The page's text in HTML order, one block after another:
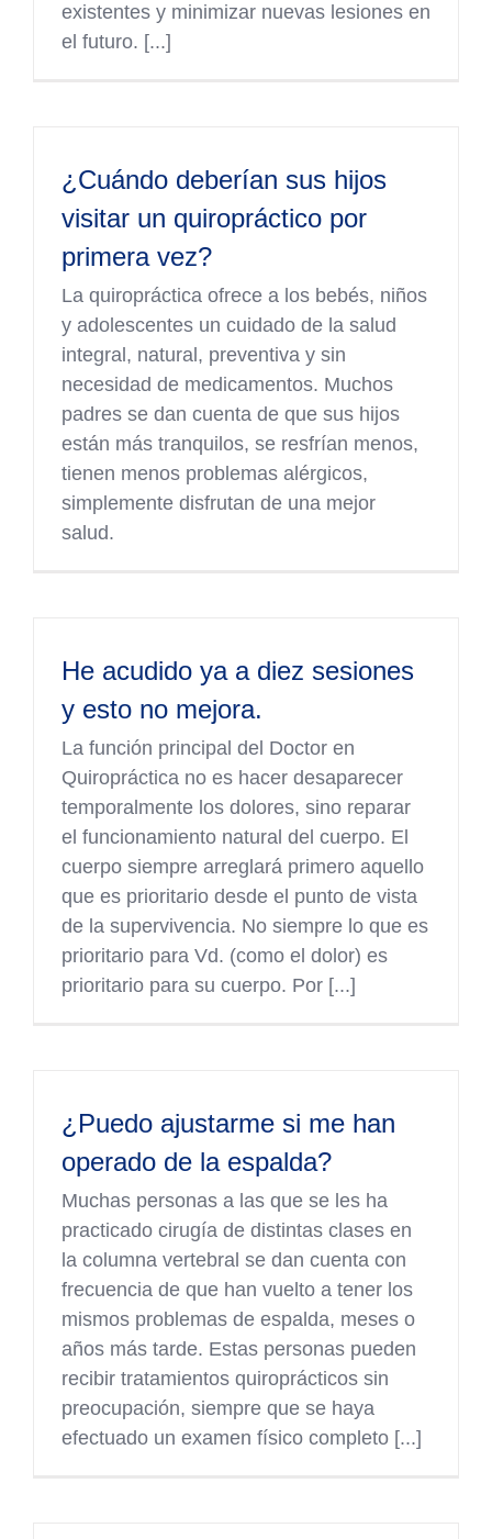
existentes y minimizar nuevas lesiones en
el futuro. [...]
¿Cuándo deberían sus hijos
visitar un quiropráctico por
primera vez?
La quiropráctica ofrece a los bebés, niños
y adolescentes un cuidado de la salud
integral, natural, preventiva y sin
necesidad de medicamentos. Muchos
padres se dan cuenta de que sus hijos
están más tranquilos, se resfrían menos,
tienen menos problemas alérgicos,
simplemente disfrutan de una mejor
salud.
He acudido ya a diez sesiones
y esto no mejora.
La función principal del Doctor en
Quiropráctica no es hacer desaparecer
temporalmente los dolores, sino reparar
el funcionamiento natural del cuerpo. El
cuerpo siempre arreglará primero aquello
que es prioritario desde el punto de vista
de la supervivencia. No siempre lo que es
prioritario para Vd. (como el dolor) es
prioritario para su cuerpo. Por [...]
¿Puedo ajustarme si me han
operado de la espalda?
Muchas personas a las que se les ha
practicado cirugía de distintas clases en
la columna vertebral se dan cuenta con
frecuencia de que han vuelto a tener los
mismos problemas de espalda, meses o
años más tarde. Estas personas pueden
recibir tratamientos quiroprácticos sin
preocupación, siempre que se haya
efectuado un examen físico completo [...]